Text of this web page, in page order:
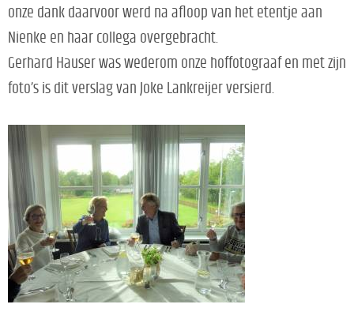
onze dank daarvoor werd na afloop van het etentje aan
Nienke en haar collega overgebracht.
Gerhard Hauser was wederom onze hoffotograaf en met zijn
foto’s is dit verslag van Joke Lankreijer versierd.